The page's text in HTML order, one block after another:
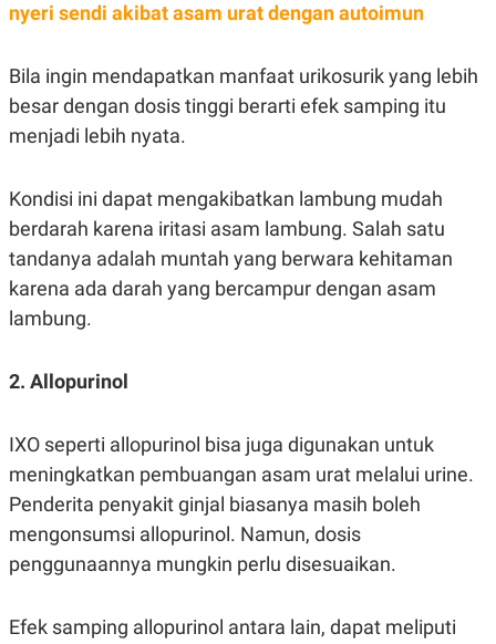
nyeri sendi akibat asam urat dengan autoimun
Bila ingin mendapatkan manfaat urikosurik yang lebih
besar dengan dosis tinggi berarti efek samping itu
menjadi lebih nyata.
Kondisi ini dapat mengakibatkan lambung mudah
berdarah karena iritasi asam lambung. Salah satu
tandanya adalah muntah yang berwara kehitaman
karena ada darah yang bercampur dengan asam
lambung.
2. Allopurinol
IXO seperti allopurinol bisa juga digunakan untuk
meningkatkan pembuangan asam urat melalui urine.
Penderita penyakit ginjal biasanya masih boleh
mengonsumsi allopurinol. Namun, dosis
penggunaannya mungkin perlu disesuaikan.
Efek samping allopurinol antara lain, dapat meliputi